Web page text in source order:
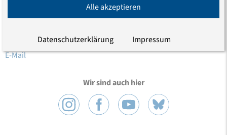
Evangelische Akademie zu Berlin gGmbH
Charlottenstraße 53/54
Tel.: (030) 203 55 - 0
E-Mail
Wir sind auch hier
Alle akzeptieren
Datenschutzerklärung Impressum